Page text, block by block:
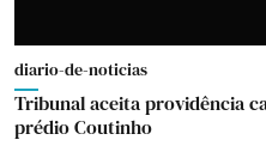
diario-de-noticias
Tribunal aceita providência
prédio Coutinho